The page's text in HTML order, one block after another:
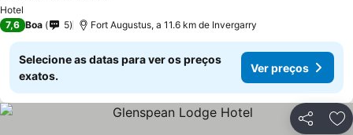
Hotel
7,6 Boa 5 Fort Augustus, a 11.6 km de Invergarry
Selecione as datas para ver os preços
exatos.
Ver preços
Partilhar